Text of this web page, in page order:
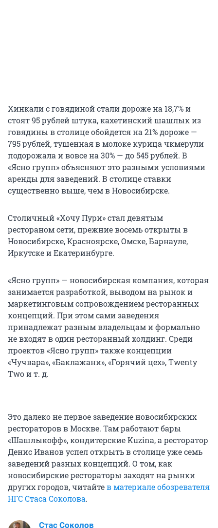
Хинкали с говядиной стали дороже на 18,7% и
стоят 95 рублей штука, кахетинский шашлык из
говядины в столице обойдется на 21% дороже —
795 рублей, тушенная в молоке курица чкмерули
подорожала и вовсе на 30% — до 545 рублей. В
«Ясно групп» объясняют это разными условиями
аренды для заведений. В столице ставки
существенно выше, чем в Новосибирске.
Столичный «Хочу Пури» стал девятым
рестораном сети, прежние восемь открыты в
Новосибирске, Красноярске, Омске, Барнауле,
Иркутске и Екатеринбурге.
«Ясно групп» — новосибирская компания, которая
занимается разработкой, выводом на рынок и
маркетинговым сопровождением ресторанных
концепций. При этом сами заведения
принадлежат разным владельцам и формально
не входят в один ресторанный холдинг. Среди
проектов «Ясно групп» также концепции
«Чучвара», «Баклажани», «Горячий цех», Twenty
Two и т. д.
Это далеко не первое заведение новосибирских
рестораторов в Москве. Там работают бары
«Шашлыкофф», кондитерские Kuzina, а ресторатор
Денис Иванов успел открыть в столице уже семь
заведений разных концепций. О том, как
новосибирские рестораторы заходят на рынки
других городов, читайтев материале обозревателя
НГС Стаса Соколова.
Стас Соколов